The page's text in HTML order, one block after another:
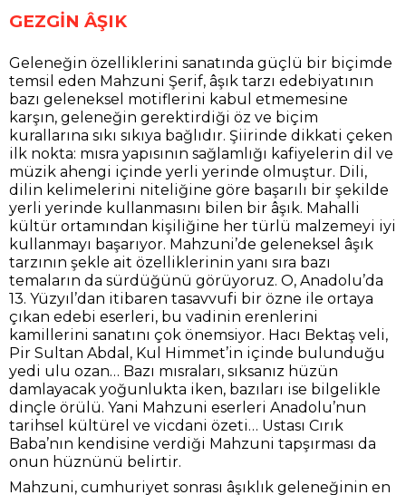
GEZGİN ÂŞIK
Geleneğin özelliklerini sanatında güçlü bir biçimde
temsil eden Mahzuni Şerif, âşık tarzı edebiyatının
bazı geleneksel motiflerini kabul etmemesine
karşın, geleneğin gerektirdiği öz ve biçim
kurallarına sıkı sıkıya bağlıdır. Şiirinde dikkati çeken
ilk nokta: mısra yapısının sağlamlığı kafiyelerin dil ve
müzik ahengi içinde yerli yerinde olmuştur. Dili,
dilin kelimelerini niteliğine göre başarılı bir şekilde
yerli yerinde kullanmasını bilen bir âşık. Mahalli
kültür ortamından kişiliğine her türlü malzemeyi iyi
kullanmayı başarıyor. Mahzuni’de geleneksel âşık
tarzının şekle ait özelliklerinin yanı sıra bazı
temaların da sürdüğünü görüyoruz. O, Anadolu’da
13. Yüzyıl’dan itibaren tasavvufi bir özne ile ortaya
çıkan edebi eserleri, bu vadinin erenlerini
kamillerini sanatını çok önemsiyor. Hacı Bektaş veli,
Pir Sultan Abdal, Kul Himmet’in içinde bulunduğu
yedi ulu ozan… Bazı mısraları, sıksanız hüzün
damlayacak yoğunlukta iken, bazıları ise bilgelikle
dinçle örülü. Yani Mahzuni eserleri Anadolu’nun
tarihsel kültürel ve vicdani özeti… Ustası Cırık
Baba’nın kendisine verdiği Mahzuni tapşırması da
onun hüznünü belirtir.
Mahzuni, cumhuriyet sonrası âşıklık geleneğinin en